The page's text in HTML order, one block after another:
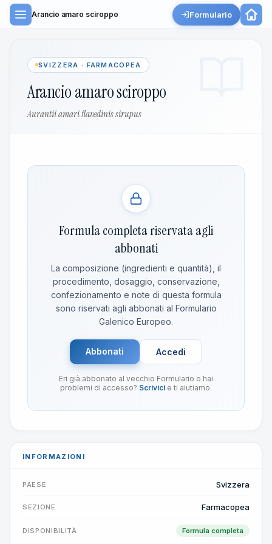
Arancio amaro sciroppo Formulario
SVIZZERA · FARMACOPEA
Arancio amaro sciroppo
Aurantii amari flavedinis sirupus
Formula completa riservata agli
abbonati
La composizione (ingredienti e quantità), il
procedimento, dosaggio, conservazione,
confezionamento e note di questa formula
sono riservati agli abbonati al Formulario
Galenico Europeo.
Abbonati Accedi
Eri già abbonato al vecchio Formulario o hai
problemi di accesso? Scrivici e ti aiutiamo.
INFORMAZIONI
PAESE Svizzera
SEZIONE Farmacopea
DISPONIBILITÀ Formula completa